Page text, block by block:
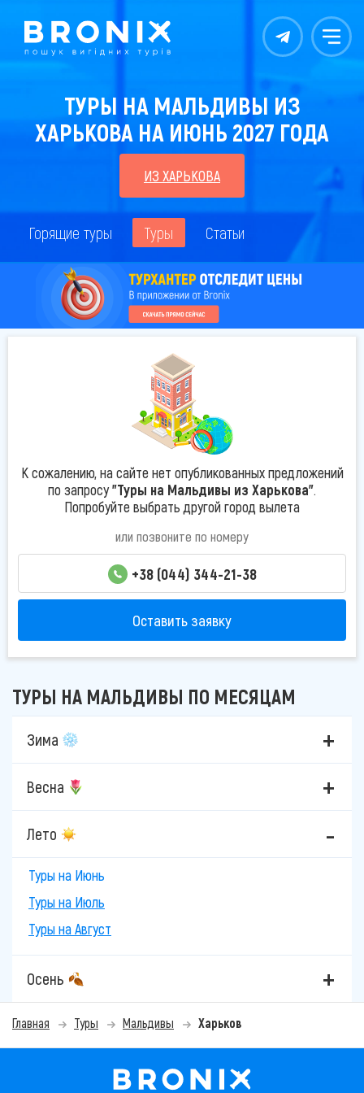
Контакты Меню
ТУРЫ НА МАЛЬДИВЫ ИЗ
ХАРЬКОВА НА ИЮНЬ 2027 ГОДА
ИЗ ХАРЬКОВА
Горящие туры Туры Статьи
К сожалению, на сайте нет опубликованных предложений
по запросу"Туры на Мальдивы из Харькова".
Попробуйте выбрать другой город вылета
или позвоните по номеру
+38 (044) 344-21-38
Оставить заявку
ТУРЫ НА МАЛЬДИВЫ ПО МЕСЯЦАМ
Зима
Весна
Лето
Туры на Июнь
Туры на Июль
Туры на Август
Осень
Главная Туры Мальдивы Харьков